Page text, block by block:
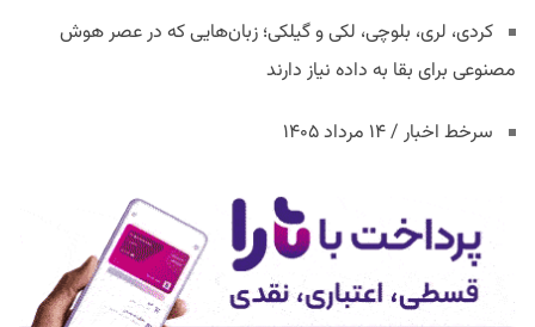
کردی، لری، بلوچی، لکی و گیلکی؛ زبان‌هایی که در عصر هوش
مصنوعی برای بقا به داده نیاز دارند
سرخط اخبار / ۱۴ مرداد ۱۴۰۵